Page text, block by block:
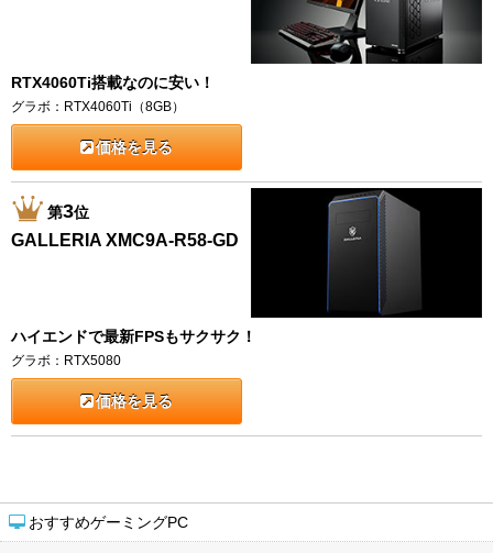
おすすめゲーミングPC
RTX4060Ti搭載なのに安い！
グラボ：RTX4060Ti（8GB）
価格を見る
第3位
GALLERIA XMC9A-R58-GD
ハイエンドで最新FPSもサクサク！
グラボ：RTX5080
価格を見る